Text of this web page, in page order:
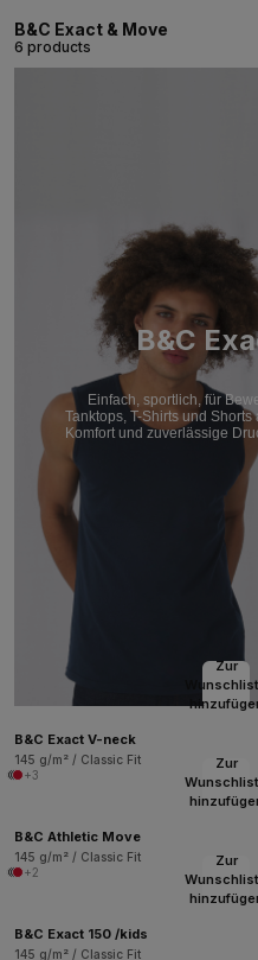
B&C Exact & Move
6 products
B&C
Einfach, sportlich, für
Tanktops, T-Shirts und
Komfort und zuverlässige
Zur
B&C Exact V-neck
145 g/m² / Classic Fit
+3
Zur
B&C Athletic Move
145 g/m² / Classic Fit
+2
Zur
B&C Exact 150 /kids
145 g/m² / Classic Fit